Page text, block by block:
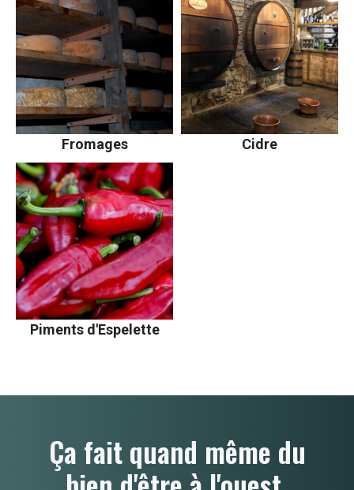
Fromages Cidre
Piments d'Espelette
Ça fait quand même du